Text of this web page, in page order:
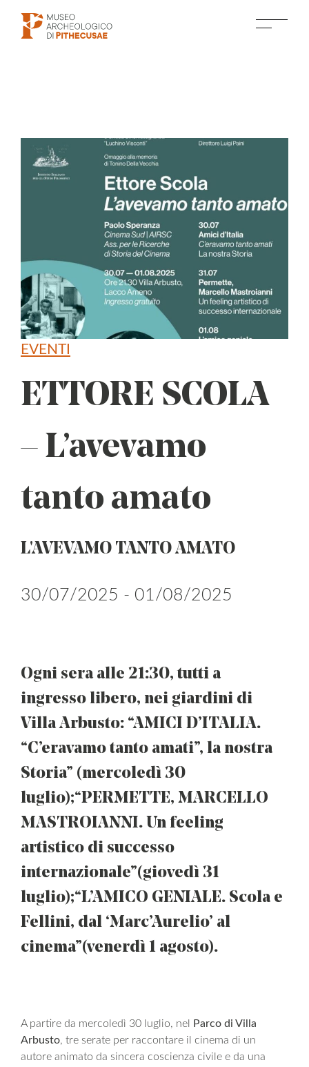
EVENTI
ETTORE SCOLA
– L’avevamo
tanto amato
L'AVEVAMO TANTO AMATO
30/07/2025 - 01/08/2025
Ogni sera alle 21:30, tutti a
ingresso libero, nei giardini di
Villa Arbusto: “AMICI D’ITALIA.
“C’eravamo tanto amati”, la nostra
Storia” (mercoledì 30
luglio); “PERMETTE, MARCELLO
MASTROIANNI. Un feeling
artistico di successo
internazionale” (giovedì 31
luglio); “L’AMICO GENIALE. Scola e
Fellini, dal ‘Marc’Aurelio’ al
cinema” (venerdì 1 agosto).
A partire da mercoledì 30 luglio, nel
Parco di Villa
Arbusto, tre serate per raccontare il cinema di un
autore animato da sincera coscienza civile e da una